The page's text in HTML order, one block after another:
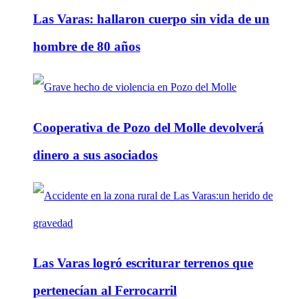
Las Varas: hallaron cuerpo sin vida de un
hombre de 80 años
Cooperativa de Pozo del Molle devolverá
dinero a sus asociados
Las Varas logró escriturar terrenos que
pertenecían al Ferrocarril